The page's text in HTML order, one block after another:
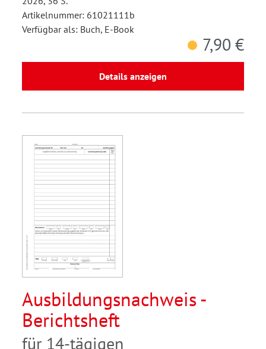
Artikelnummer: 61021111b
Verfügbar als: Buch, E-Book
7,90 €
Details anzeigen
Ausbildungsnachweis -
Berichtsheft
für 14-tägigen